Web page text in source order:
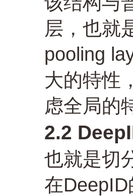
层，也就
pooling
大的特性
虑全局的
2.2
也就是切
在